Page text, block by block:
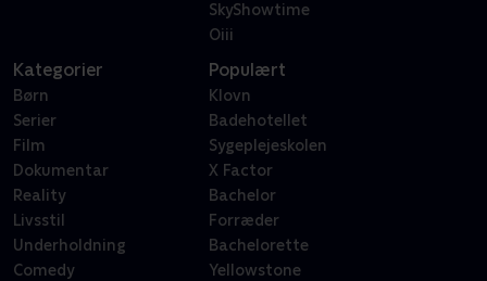
SkyShowtime
Oiii
Kategorier
Børn
Serier
Film
Dokumentar
Reality
Livsstil
Underholdning
Comedy
Populært
Klovn
Badehotellet
Sygeplejeskolen
X Factor
Bachelor
Forræder
Bachelorette
Yellowstone